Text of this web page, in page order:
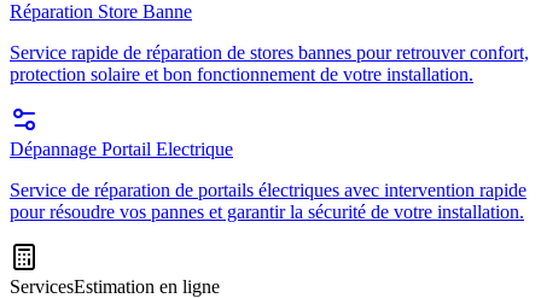
Réparation Store Banne
Service rapide de réparation de stores bannes pour retrouver confort,
protection solaire et bon fonctionnement de votre installation.
Dépannage Portail Electrique
Service de réparation de portails électriques avec intervention rapide
pour résoudre vos pannes et garantir la sécurité de votre installation.
ServicesEstimation en ligne